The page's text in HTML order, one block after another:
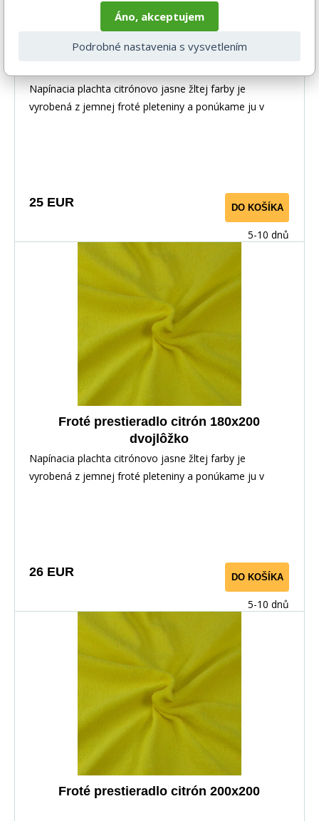
Froté prestieradlo citrón 160x200
Napínacia plachta citrónovo jasne žltej farby je
vyrobená z jemnej froté pleteniny a ponúkame ju v
25 EUR DO KOŠÍKA
5-10 dnů
Froté prestieradlo citrón 180x200
dvojlôžko
Napínacia plachta citrónovo jasne žltej farby je
vyrobená z jemnej froté pleteniny a ponúkame ju v
26 EUR DO KOŠÍKA
5-10 dnů
Froté prestieradlo citrón 200x200
Áno, akceptujem
Podrobné nastavenia s vysvetlením